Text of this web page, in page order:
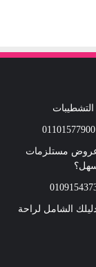
مستلزمات
الشامل لراحة